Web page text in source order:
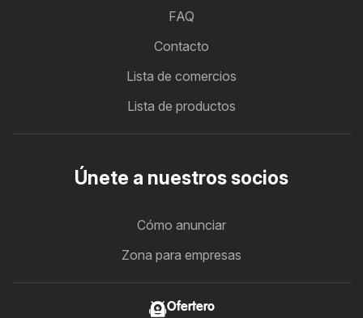
FAQ
Contacto
Lista de comercios
Lista de productos
Únete a nuestros socios
Cómo anunciar
Zona para empresas
Ofertero